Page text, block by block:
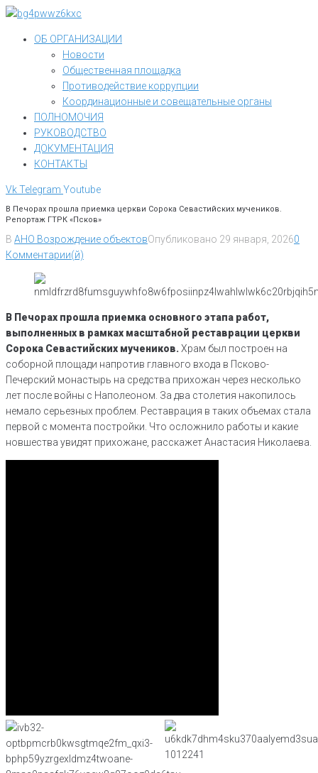
Перейти
контентуОБ ОРГАНИЗАЦИИ
Новости
Общественная площадка
Противодействие коррупции
Координационные и совещательные органы
ПОЛНОМОЧИЯ
РУКОВОДСТВО
ДОКУМЕНТАЦИЯ
КОНТАКТЫ
VkTelegram Youtube
В Печорах прошла приемка церкви Сорока Севастийских мучеников.
Репортаж ГТРК «Псков»
В АНО Возрождение объектовОпубликовано 29 января, 20260
Комментарии(й)
В Печорах прошла приемка основного этапа работ,
выполненных в рамках масштабной реставрации церкви
Сорока Севастийских мучеников.Храм был построен на
соборной площади напротив главного входа в Псково-
Печерский монастырь на средства прихожан через несколько
лет после войны с Наполеоном. За два столетия накопилось
немало серьезных проблем. Реставрация в таких объемах стала
первой с момента постройки. Что осложнило работы и какие
новшества увидят прихожане, расскажет Анастасия Николаева.